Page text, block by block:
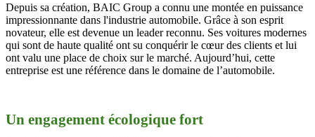
Depuis sa création, BAIC Group a connu une montée en puissance
impressionnante dans l'industrie automobile. Grâce à son esprit
novateur, elle est devenue un leader reconnu. Ses voitures modernes
qui sont de haute qualité ont su conquérir le cœur des clients et lui
ont valu une place de choix sur le marché. Aujourd’hui, cette
entreprise est une référence dans le domaine de l’automobile.
Un engagement écologique fort